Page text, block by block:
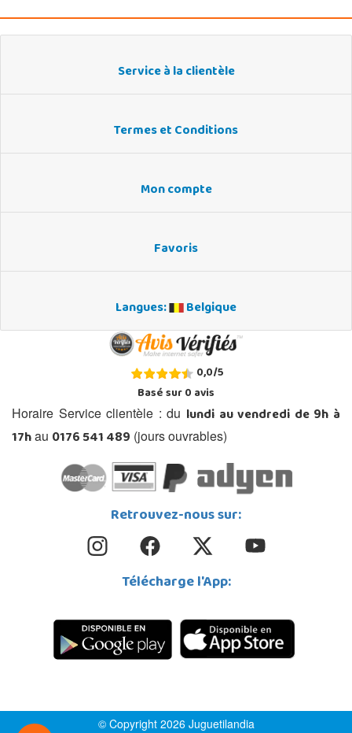
Service à la clientèle
Termes et Conditions
Mon compte
Favoris
Langues: Belgique
0,0/5
Basé sur0avis
Horaire Service clientèle : du lundi au vendredi de 9h à
17hau 0176 541 489 (jours ouvrables)
Retrouvez-nous sur:
Télécharge l'App:
© Copyright 2026 Juguetilandia